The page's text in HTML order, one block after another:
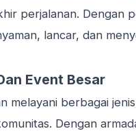
perjalanan. Dengan
lancar, dan
Event Besar
melayani berbagai
Dengan